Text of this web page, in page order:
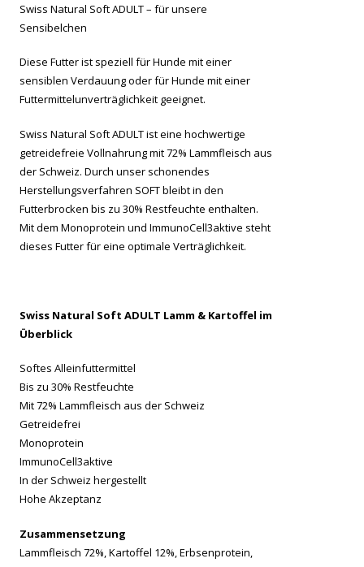
Swiss Natural Soft ADULT – für unsere
Sensibelchen
Diese Futter ist speziell für Hunde mit einer
sensiblen Verdauung oder für Hunde mit einer
Futtermittelunverträglichkeit geeignet.
Swiss Natural Soft ADULT ist eine hochwertige
getreidefreie Vollnahrung mit 72% Lammfleisch aus
der Schweiz. Durch unser schonendes
Herstellungsverfahren SOFT bleibt in den
Futterbrocken bis zu 30% Restfeuchte enthalten.
Mit dem Monoprotein und ImmunoCell3aktive steht
dieses Futter für eine optimale Verträglichkeit.
Swiss Natural Soft ADULT Lamm & Kartoffel im
Überblick
Softes Alleinfuttermittel
Bis zu 30% Restfeuchte
Mit 72% Lammfleisch aus der Schweiz
Getreidefrei
Monoprotein
ImmunoCell3aktive
In der Schweiz hergestellt
Hohe Akzeptanz
Zusammensetzung
Lammfleisch 72%, Kartoffel 12%, Erbsenprotein,